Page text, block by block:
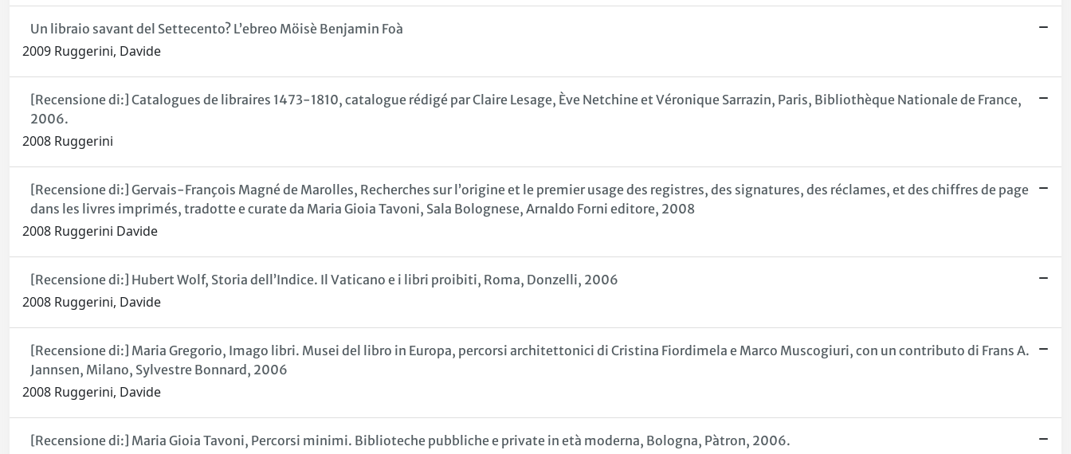
Un libraio savant del Settecento? L’ebreo Möisè Benjamin Foà
2009 Ruggerini, Davide
[Recensione di:] Catalogues de libraires 1473-1810, catalogue rédigé par Claire Lesage, Ève Netchine et Véronique Sarrazin, Paris, Bibliothèque Nationale de France,
2006.
2008 Ruggerini
[Recensione di:] Gervais-François Magné de Marolles, Recherches sur l’origine et le premier usage des registres, des signatures, des réclames, et des chiffres de page
dans les livres imprimés, tradotte e curate da Maria Gioia Tavoni, Sala Bolognese, Arnaldo Forni editore, 2008
2008 Ruggerini Davide
[Recensione di:] Hubert Wolf, Storia dell’Indice. Il Vaticano e i libri proibiti, Roma, Donzelli, 2006
2008 Ruggerini, Davide
[Recensione di:] Maria Gregorio, Imago libri. Musei del libro in Europa, percorsi architettonici di Cristina Fiordimela e Marco Muscogiuri, con un contributo di Frans A.
Jannsen, Milano, Sylvestre Bonnard, 2006
2008 Ruggerini, Davide
[Recensione di:] Maria Gioia Tavoni, Percorsi minimi. Biblioteche pubbliche e private in età moderna, Bologna, Pàtron, 2006.